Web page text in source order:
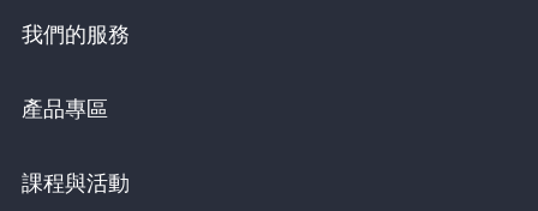
我們的服務
產品專區
課程與活動